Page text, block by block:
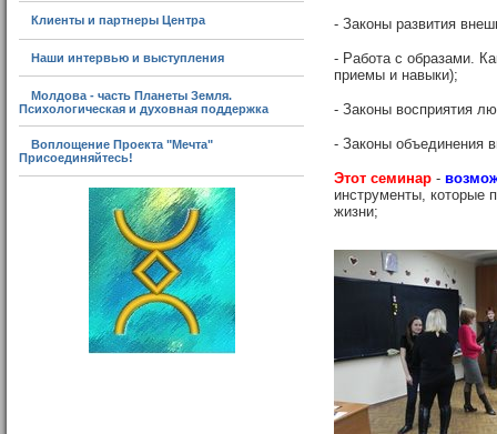
Клиенты и партнеры Центра
Наши интервью и выступления
Молдова - часть Планеты Земля.
Психологическая и духовная поддержка
Воплощение Проекта "Мечта"
Присоединяйтесь!
- Законы развития
- Работа с образами.
приемы и навыки);
- Законы восприятия
- Законы объединения
Этот семинар-
инструменты, которые
жизни;